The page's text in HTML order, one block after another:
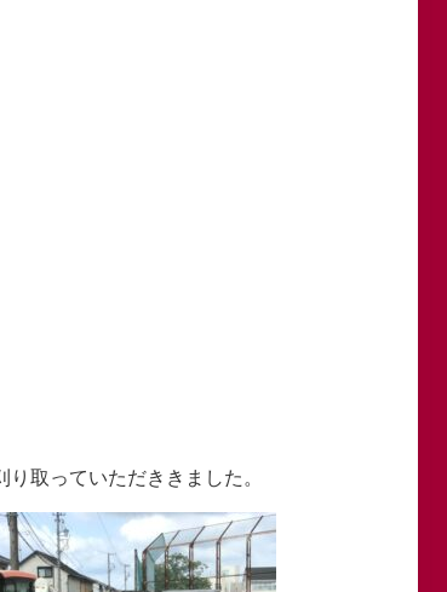
取っていただききました。